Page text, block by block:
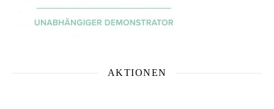
AKTIONEN